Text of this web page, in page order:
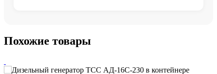
Похожие товары